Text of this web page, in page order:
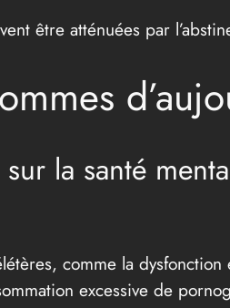
être atténuées par
la santé
comme la dysfonction
excessive de